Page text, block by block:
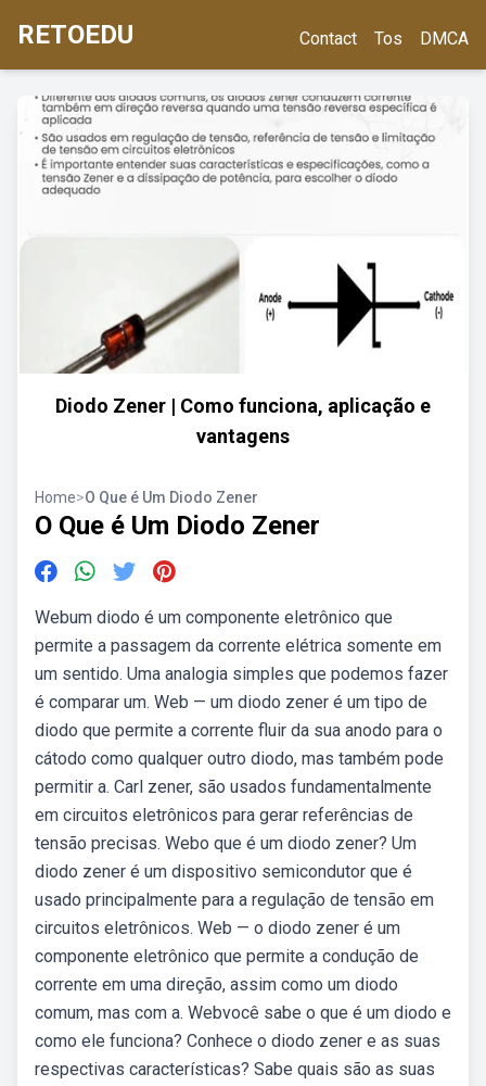
RETOEDU Contact Tos DMCA
Diodo Zener | Como funciona, aplicação e
vantagens
Home>O Que é Um Diodo Zener
O Que é Um Diodo Zener
Webum diodo é um componente eletrônico que
permite a passagem da corrente elétrica somente em
um sentido. Uma analogia simples que podemos fazer
é comparar um. Web — um diodo zener é um tipo de
diodo que permite a corrente fluir da sua anodo para o
cátodo como qualquer outro diodo, mas também pode
permitir a. Carl zener, são usados fundamentalmente
em circuitos eletrônicos para gerar referências de
tensão precisas. Webo que é um diodo zener? Um
diodo zener é um dispositivo semicondutor que é
usado principalmente para a regulação de tensão em
circuitos eletrônicos. Web — o diodo zener é um
componente eletrônico que permite a condução de
corrente em uma direção, assim como um diodo
comum, mas com a. Webvocê sabe o que é um diodo e
como ele funciona? Conhece o diodo zener e as suas
respectivas características? Sabe quais são as suas